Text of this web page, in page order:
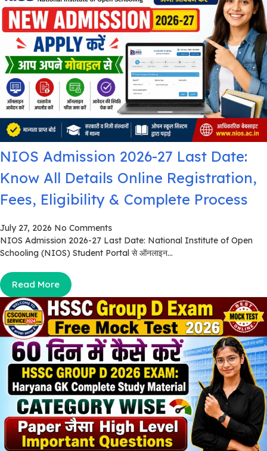
NIOS Admission 2026-27 Last Date:
Know All Details Online Registration,
Fees, Eligibility & Complete Process
July 27, 2026 No Comments
NIOS Admission 2026-27 Last Date: National Institute of Open
Schooling (NIOS) Student Portal से ऑनलाइन...
Read More